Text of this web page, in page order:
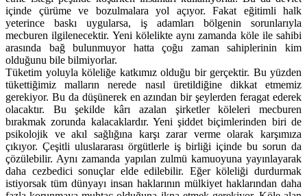
içinde çürüme ve bozulmalara yol açıyor. Fakat eğitimli halk
yeterince baskı uygularsa, iş adamları bölgenin sorunlarıyla
mecburen ilgilenecektir. Yeni kölelikte aynı zamanda köle ile sahibi
arasında bağ bulunmuyor hatta çoğu zaman sahiplerinin kim
olduğunu bile bilmiyorlar.
Tüketim yoluyla köleliğe katkımız olduğu bir gerçektir. Bu yüzden
tükettiğimiz malların nerede nasıl üretildiğine dikkat etmemiz
gerekiyor. Bu da düşünerek en azından bir şeylerden feragat ederek
olacaktır. Bu şekilde kârı azalan şirketler köleleri mecburen
bırakmak zorunda kalacaklardır. Yeni şiddet biçimlerinden biri de
psikolojik ve akıl sağlığına karşı zarar verme olarak karşımıza
çıkıyor. Çeşitli uluslararası örgütlerle iş birliği içinde bu sorun da
çözülebilir. Aynı zamanda yapılan zulmü kamuoyuna yayınlayarak
daha cezbedici sonuçlar elde edilebilir. Eğer köleliği durdurmak
istiyorsak tüm dünyayı insan haklarının mülkiyet haklarından daha